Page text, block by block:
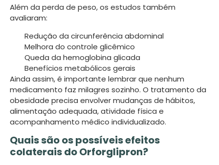
Além da perda de peso, os estudos também
avaliaram:
Redução da circunferência abdominal
Melhora do controle glicêmico
Queda da hemoglobina glicada
Benefícios metabólicos gerais
Ainda assim, é importante lembrar que nenhum
medicamento faz milagres sozinho. O tratamento da
obesidade precisa envolver mudanças de hábitos,
alimentação adequada, atividade física e
acompanhamento médico individualizado.
Quais são os possíveis efeitos
colaterais do Orforglipron?